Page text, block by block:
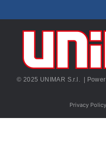
© 2025 UNIMAR S.r.l. |
Privacy Policy